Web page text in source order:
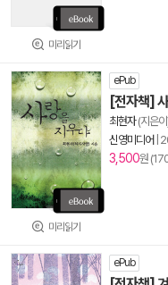
미리읽기
미리읽기
ePub
[전자책]
최현자(지은
신영미디어
3,500원
ePub